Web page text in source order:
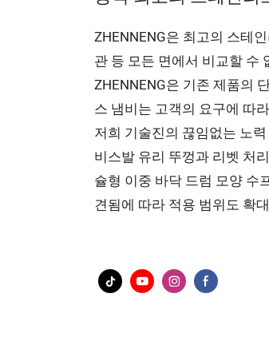
ZHENNENG은 최고의 스테
관 등 모든 면에서 비교할 수
ZHENNENG은 기존 제품의
스 냄비는 고객의 요구에 따
저희 기술진의 끊임없는 노
비스발 유리 뚜껑과 리벳 처
슐형 이중 바닥 드럼 모양 수
견됨에 따라 적용 범위도 확